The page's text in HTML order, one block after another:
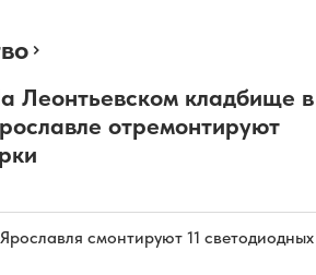
Леонтьевском кладбище в
отремонтируют
смонтируют 11 светодиодных